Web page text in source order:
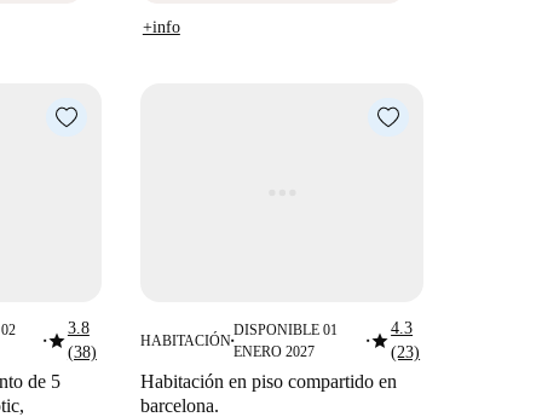
+info
■star3.8
(38)
de 5
HABITACIÓN■
DISPONIBLE 01
ENERO 2027
■star4.3
(23)
Habitación en piso compartido en
barcelona.